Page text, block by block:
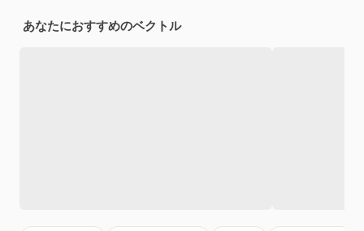
あなたにおすすめのベクトル